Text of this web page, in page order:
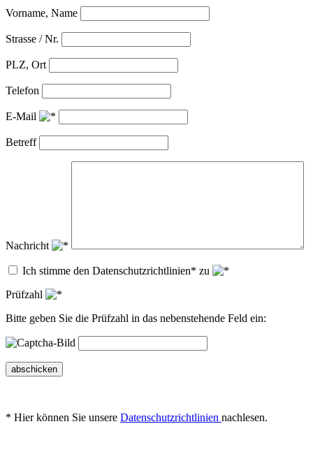
Vorname, Name
Strasse / Nr.
PLZ, Ort
Telefon
E-Mail
Betreff
Nachricht
Ich stimme den Datenschutzrichtlinien* zu
Prüfzahl
Bitte geben Sie die Prüfzahl in das nebenstehende Feld ein:
abschicken
* Hier können Sie unsere Datenschutzrichtlinien nachlesen.